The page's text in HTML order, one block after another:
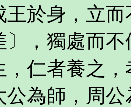
王於身，立
〕，獨處而
，仁者養之
公為師，周